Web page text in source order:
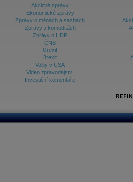
Akciové zprávy
Ekonomické zprávy
Zprávy o měnách a sazbách
Zprávy o komoditách
Zprávy o HDP
ČNB
Grexit
Brexit
Volby v USA
Video zpravodajství
Investiční komentáře